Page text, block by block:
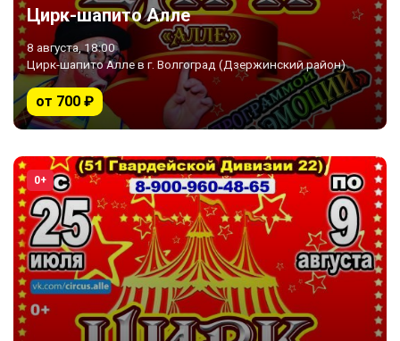
Цирк-шапито Алле
8 августа, 18:00
Цирк-шапито Алле в г. Волгоград (Дзержинский район)
от 700 ₽
0+